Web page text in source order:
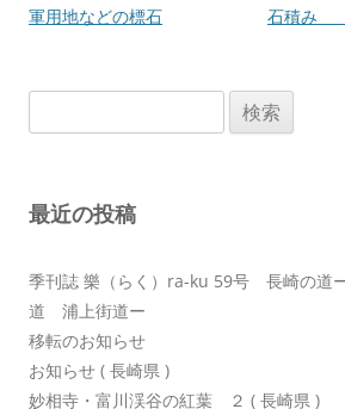
稿
ョ
軍用地などの標石
石積み
索:
最近の投稿
季刊誌 樂（らく）ra-ku 59号 長崎の道
道 浦上街道ー
移転のお知らせ
お知らせ ( 長崎県 )
妙相寺・富川渓谷の紅葉 ２ ( 長崎県 )